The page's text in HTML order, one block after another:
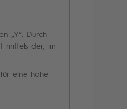
„Y“. Durch
mittels der, im
eine hohe